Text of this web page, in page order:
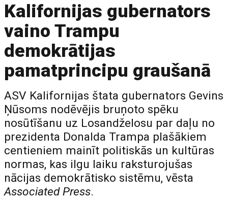
Kalifornijas gubernators
vaino Trampu
demokrātijas
pamatprincipu graušanā
ASV Kalifornijas štata gubernators Gevins
Ņūsoms nodēvējis bruņoto spēku
nosūtīšanu uz Losandželosu par daļu no
prezidenta Donalda Trampa plašākiem
centieniem mainīt politiskās un kultūras
normas, kas ilgu laiku raksturojušas
nācijas demokrātisko sistēmu, vēsta
Associated Press.